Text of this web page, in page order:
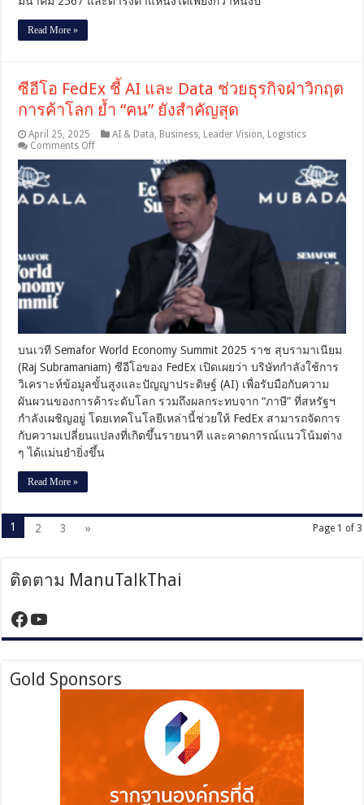
Read More »
ซีอีโอ FedEx ชี้ AI และ Data ช่วยธุรกิจฝ่าวิกฤต
การค้าโลก ย้ำ “คน” ยังสำคัญสุด
April 25, 2025 AI & Data Business Leader Vision Logistics
Comments Offon
ซี
วิกฤต
การ
ค้า
โลก
ย้ำ
“คน”
ยัง
สำคัญ
สุด
บนเวที Semafor World Economy Summit 2025 ราช สุบรามาเนียม
(Raj Subramaniam) ซีอีโอของ FedEx เปิดเผยว่า บริษัทกำลังใช้การ
วิเคราะห์ข้อมูลขั้นสูงและปัญญาประดิษฐ์ (AI) เพื่อรับมือกับความ
ผันผวนของการค้าระดับโลก รวมถึงผลกระทบจาก “ภาษี” ที่สหรัฐฯ
กำลังเผชิญอยู่ โดยเทคโนโลยีเหล่านี้ช่วยให้ FedEx สามารถจัดการ
กับความเปลี่ยนแปลงที่เกิดขึ้นรายนาที และคาดการณ์แนวโน้มต่าง
ๆ ได้แม่นยำยิ่งขึ้น
Read More »
Page 1 of 3
1 2 3 »
ติดตาม ManuTalkThai
https://www.facebook.com/
YouTube
Gold Sponsors